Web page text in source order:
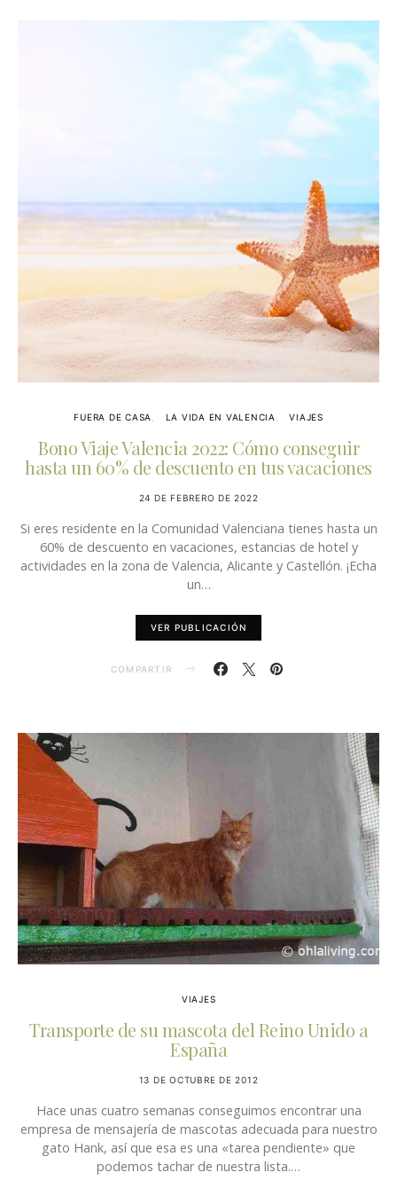
FUERA DE CASA LA VIDA EN VALENCIA VIAJES
Bono Viaje Valencia 2022: Cómo conseguir
hasta un 60% de descuento en tus vacaciones
24 DE FEBRERO DE 2022
Si eres residente en la Comunidad Valenciana tienes hasta un
60% de descuento en vacaciones, estancias de hotel y
actividades en la zona de Valencia, Alicante y Castellón. ¡Echa
un…
VER PUBLICACIÓN
COMPARTIR
VIAJES
Transporte de su mascota del Reino Unido a
España
13 DE OCTUBRE DE 2012
Hace unas cuatro semanas conseguimos encontrar una
empresa de mensajería de mascotas adecuada para nuestro
gato Hank, así que esa es una «tarea pendiente» que
podemos tachar de nuestra lista.…